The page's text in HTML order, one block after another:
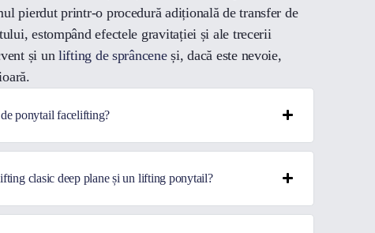
pierdut printr-o procedură adițională de transfer de
estompând efectele gravitației și ale trecerii
și un lifting de sprânceneși, dacă este nevoie,
ponytail facelifting?
clasic deep plane și un lifting ponytail?